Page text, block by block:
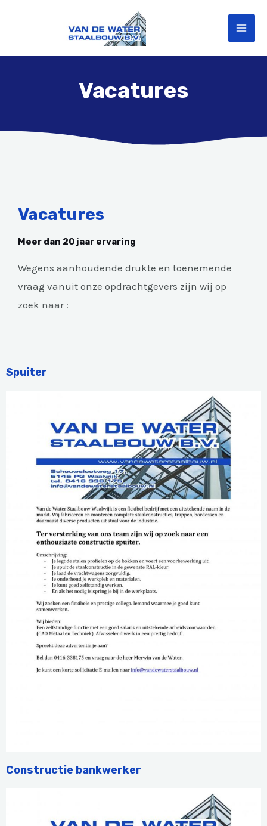
Vacatures
Vacatures
Meer dan 20 jaar ervaring
Wegens aanhoudende drukte en toenemende
vraag vanuit onze opdrachtgevers zijn wij op
zoek naar :
Spuiter
Constructie bankwerker